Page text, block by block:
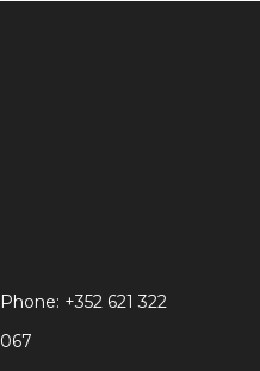
Phone: +352 621 322
067